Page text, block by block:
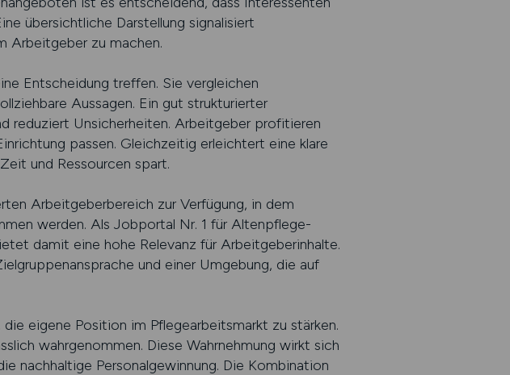
übersichtliche Darstellung signalisiert
Arbeitgeber zu machen.
Entscheidung treffen. Sie vergleichen
Aussagen. Ein gut strukturierter
reduziert Unsicherheiten. Arbeitgeber profitieren
passen. Gleichzeitig erleichtert eine klare
und Ressourcen spart.
Arbeitgeberbereich zur Verfügung, in dem
werden. Als Jobportal Nr. 1 für Altenpflege-
damit eine hohe Relevanz für Arbeitgeberinhalte.
und einer Umgebung, die auf
eigene Position im Pflegearbeitsmarkt zu stärken.
wahrgenommen. Diese Wahrnehmung wirkt sich
nachhaltige Personalgewinnung. Die Kombination